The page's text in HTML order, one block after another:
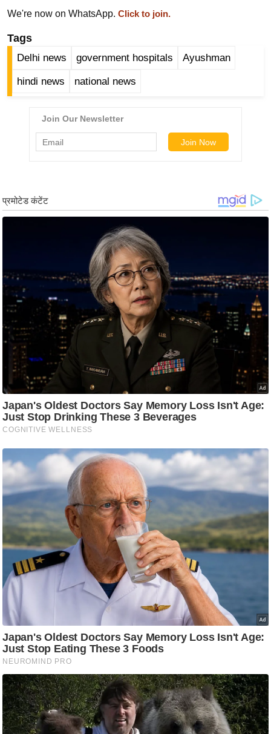
इं
या
सा
त्य
र्ल्ड
न्यू
म
नो
रं
ज
न
ज
ग
त
बॉ
ली
वु
ड
हॉ
ली
वु
ड
फि
ल्म
स
मी
क्षा
B
r
e
a
k
i
n
We're now on WhatsApp. Click to join.
Tags
Delhi news government hospitals Ayushman
hindi news national news